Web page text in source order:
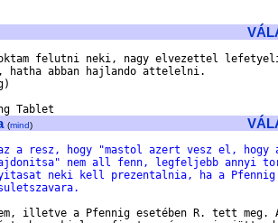
felutni neki, nagy elvezettel
hatha abban hajlando attelelni.
(mind)
a resz, hogy "mastol azert vesz el, hogy
nem all fenn, legfeljebb annyi
neki kell prezentalnia, ha a Pfennig
illetve a Pfennig esetében R. tett meg.